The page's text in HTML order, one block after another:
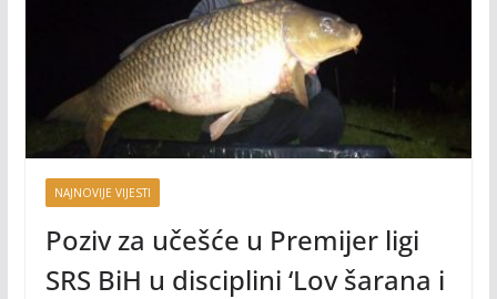
NAJNOVIJE VIJESTI
Poziv za učešće u Premijer ligi
SRS BiH u disciplini ‘Lov šarana i